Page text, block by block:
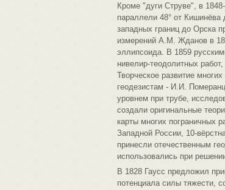
Кроме "дуги Струве", в
параллели 48° от Кишинёва
западных границ до Орска
измерений А.М. Жданов в
эллипсоида. В 1859
нивелир-теодолитных
Творческое развитие
геодезистам - И.И.
уровнем при трубе,
создали оригинальные
карты многих пограничных
Западной России, 10-
принесли отечественным
использовались при
В 1828 Гаусс предложил
потенциала силы тяжести,